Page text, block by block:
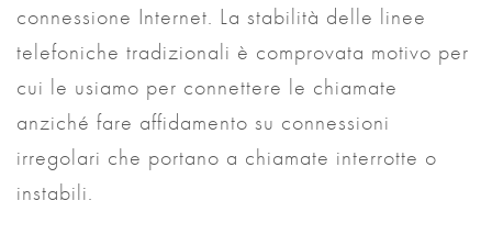
connessione Internet. La stabilità delle linee
telefoniche tradizionali è comprovata motivo per
cui le usiamo per connettere le chiamate
anziché fare affidamento su connessioni
irregolari che portano a chiamate interrotte o
instabili.